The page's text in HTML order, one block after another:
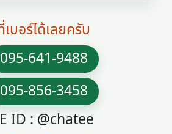
บอร์ได้เลยครับ
095-641-9488
095-856-3458
ID : @chatee